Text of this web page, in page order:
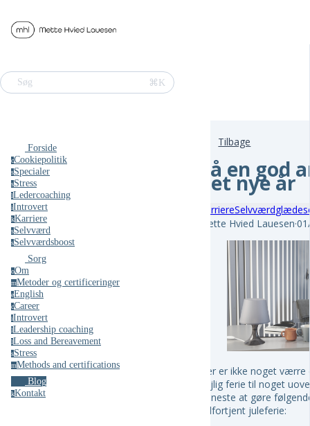
Søg ⌘K
Forside
cCookiepolitik
sSpecialer
sStress
lLedercoaching
iIntrovert
kKarriere
sSelvværd
sSelvværdsboost
Sorg
oOm
mMetoder og certificeringer
eEnglish
cCareer
iIntrovert
lLeadership coaching
lLoss and Bereavement
sStress
mMethods and certifications
Blog
kKontakt
Tilbage
Få en god
det nye år
KarriereSelvværdglæde
Mette Hvied Lauesen·
Der er ikke noget
dejlig ferie til noget
tjeneste at gøre
velfortjent juleferie: